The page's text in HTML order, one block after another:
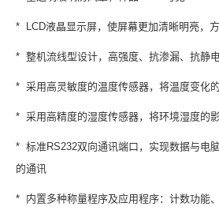
* LCD液晶显示屏，使屏幕更加清晰明亮，
* 整机流线型设计，高强度、抗渗漏、抗静
* 采用高灵敏度的温度传感器，将温度变化
* 采用高精度的湿度传感器，将环境湿度的
* 标准RS232双向通讯端口，实现数据与电
的通讯
* 内置多种称量程序及应用程序：计数功能